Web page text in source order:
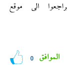
الى موقع
0 الموافق